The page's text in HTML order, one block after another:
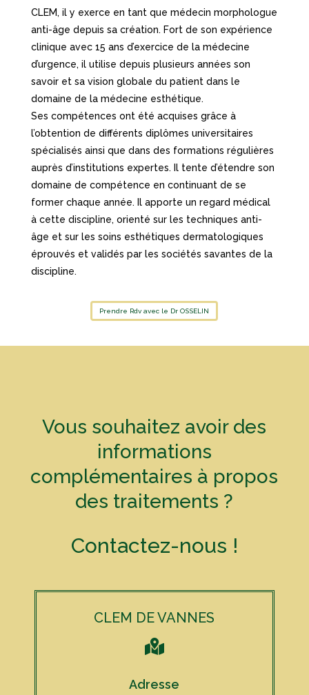
CLEM, il y exerce en tant que médecin morphologue
anti-âge depuis sa création. Fort de son expérience
clinique avec 15 ans d’exercice de la médecine
d’urgence, il utilise depuis plusieurs années son
savoir et sa vision globale du patient dans le
domaine de la médecine esthétique.
Ses compétences ont été acquises grâce à
l’obtention de différents diplômes universitaires
spécialisés ainsi que dans des formations régulières
auprès d’institutions expertes. Il tente d’étendre son
domaine de compétence en continuant de se
former chaque année. Il apporte un regard médical
à cette discipline, orienté sur les techniques anti-
âge et sur les soins esthétiques dermatologiques
éprouvés et validés par les sociétés savantes de la
discipline.
Prendre Rdv avec le Dr OSSELIN
Vous souhaitez avoir des
informations
complémentaires à propos
des traitements ?
Contactez-nous !
CLEM DE VANNES

Adresse